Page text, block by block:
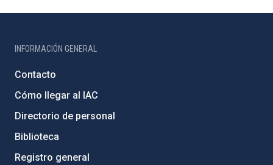
INFORMACIÓN GENERAL
Contacto
Cómo llegar al IAC
Directorio de personal
Biblioteca
Registro general